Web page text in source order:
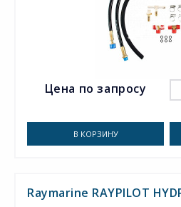
Цена по запросу
В КОРЗИНУ
Raymarine RAYPILOT